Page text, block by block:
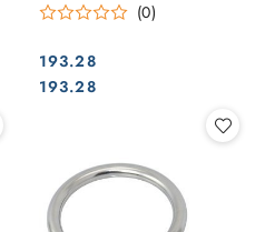
(0)
Cena:
193.28
Cena:
193.28